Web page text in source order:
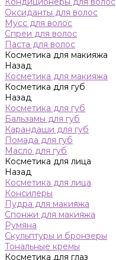
Оксиданты для волос
Мусс для волос
Спреи для волос
Паста для волос
Косметика для макияжа
Назад
Косметика для макияжа
Косметика для губ
Назад
Косметика для губ
Бальзамы для губ
Карандаши для губ
Помада для губ
Масло для губ
Косметика для лица
Назад
Косметика для лица
Консилеры
Пудра для макияжа
Спонжи для макияжа
Румяна
Скульптуры и бронзеры
Тональные кремы
Косметика для глаз